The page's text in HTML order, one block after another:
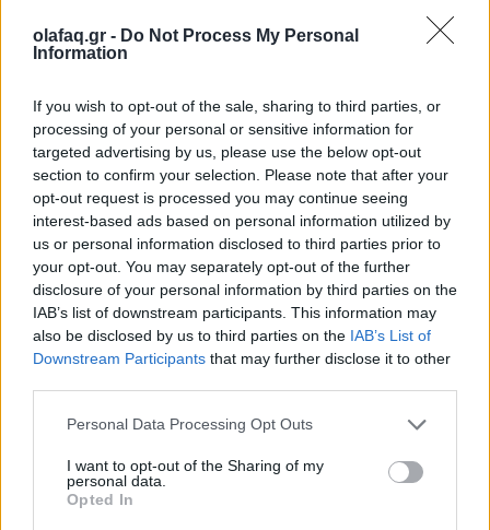
olafaq.gr - Do Not Process My Personal
Information
If you wish to opt-out of the sale, sharing to third parties, or
processing of your personal or sensitive information for
targeted advertising by us, please use the below opt-out
section to confirm your selection. Please note that after your
opt-out request is processed you may continue seeing
interest-based ads based on personal information utilized by
us or personal information disclosed to third parties prior to
your opt-out. You may separately opt-out of the further
disclosure of your personal information by third parties on the
IAB’s list of downstream participants. This information may
also be disclosed by us to third parties on the IAB’s List of
Downstream Participants that may further disclose it to other
Personal Data Processing Opt Outs
I want to opt-out of the Sharing of my
personal data.
Opted In
Διαβάστε περισσότερα→
Δημοσιεύθηκε σεΑθλητικά |TaggedFIBA World Basketball Cup
James Naismith
mpas, Naismith Trophy γήπεδο καλάθια
λωτός,Μουντομπάσκετ,Μπάσκετ,Παγκόσμιο Πρωτάθλημα
Μπάσκετ
Εφημερίδα
Γήπεδο Παναθηναϊκού – Εγκρίθηκε το κονδύλι των 115